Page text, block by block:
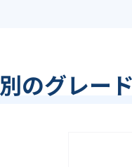
別のグレー